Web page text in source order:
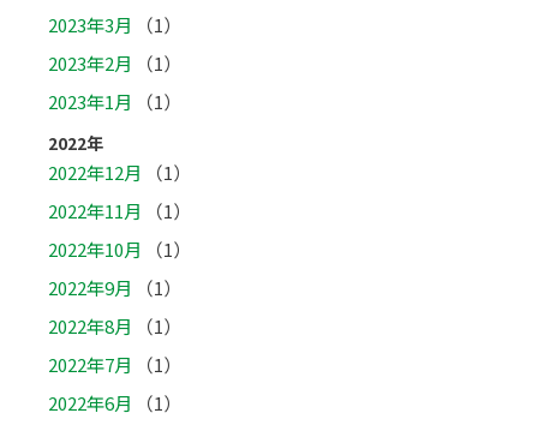
2023年3月
（1）
2023年2月
（1）
2023年1月
（1）
2022年
2022年12月
（1）
2022年11月
（1）
2022年10月
（1）
2022年9月
（1）
2022年8月
（1）
2022年7月
（1）
2022年6月
（1）